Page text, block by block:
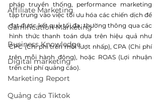
Affiliate Marketing
Gamification Marketing
Business Knowledge
Digital marketing
Marketing Report
Quảng cáo Tiktok
pháp truyền thống, performance marketing
tập trung vào việc tối ưu hóa các chiến dịch để
đạt được kết quả tối đa, thường thông qua các
hình thức thanh toán dựa trên hiệu quả như
CPC (Chi phí trên mỗi lượt nhấp), CPA (Chi phí
trên mỗi hành động), hoặc ROAS (Lợi nhuận
trên chi phí quảng cáo).